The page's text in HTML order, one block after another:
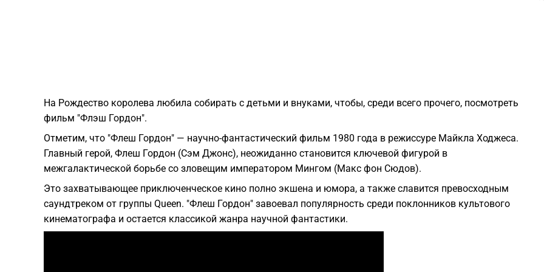
На Рождество королева любила собирать с детьми и внуками, чтобы, среди всего прочего, посмотреть
фильм "Флэш Гордон".
Отметим, что "Флеш Гордон" — научно-фантастический фильм 1980 года в режиссуре Майкла Ходжеса.
Главный герой, Флеш Гордон (Сэм Джонс), неожиданно становится ключевой фигурой в
межгалактической борьбе со зловещим императором Мингом (Макс фон Сюдов).
Это захватывающее приключенческое кино полно экшена и юмора, а также славится превосходным
саундтреком от группы Queen. "Флеш Гордон" завоевал популярность среди поклонников культового
кинематографа и остается классикой жанра научной фантастики.